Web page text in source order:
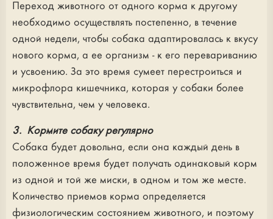
Переход животного от одного корма к другому
необходимо осуществлять постепенно, в течение
одной недели, чтобы собака адаптировалась к вкусу
нового корма, а ее организм - к его перевариванию
и усвоению. За это время сумеет перестроиться и
микрофлора кишечника, которая у собаки более
чувствительна, чем у человека.
3. Кормите собаку регулярно
Собака будет довольна, если она каждый день в
положенное время будет получать одинаковый корм
из одной и той же миски, в одном и том же месте.
Количество приемов корма определяется
физиологическим состоянием животного, и поэтому